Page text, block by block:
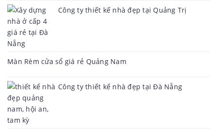
Công ty thiết kế nhà đẹp tại Quảng Trị
Màn Rèm cửa sổ giá rẻ Quảng Nam
Công ty thiết kế nhà đẹp tại Đà Nẵng